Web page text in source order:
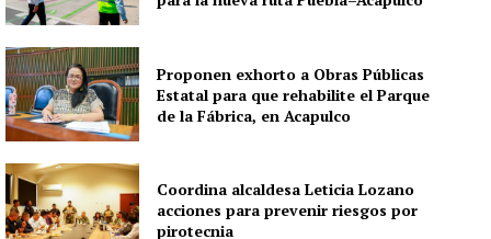
Proponen exhorto a Obras Públicas
Estatal para que rehabilite el Parque
de la Fábrica, en Acapulco
Coordina alcaldesa Leticia Lozano
acciones para prevenir riesgos por
pirotecnia